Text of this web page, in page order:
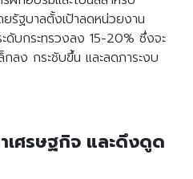
รัฐบาลตั้งเป้าลดหน่วยงาน
ดับกระทรวงลง 15-20% ซึ่งจะ
กลง กระชับขึ้น และลดภาระงบ
เศรษฐกิจ และดึงดูด